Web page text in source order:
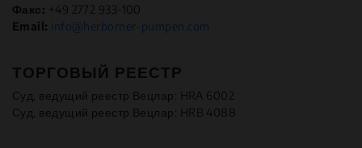
Факс: +49 2772 933-100
Email: info@herborner-pumpen.com
ТОРГОВЫЙ РЕЕСТР
Суд, ведущий реестр Вецлар: HRA 6002
Суд, ведущий реестр Вецлар: HRB 4088